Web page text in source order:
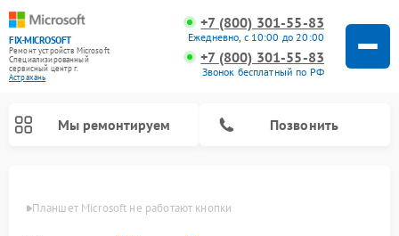
FIX-MICROSOFT
Ремонт устройств Microsoft
Специализированный
cервисный центр г.
Астрахань
+7 (800) 301-55-83
Ежедневно, с 10:00 до 20:00
+7 (800) 301-55-83
Звонок бесплатный по РФ
Мы ремонтируем Позвонить
Планшет Microsoft не работают кнопки